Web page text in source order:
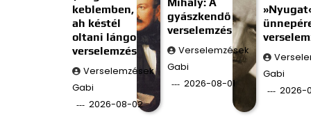
keblemben, s
ah késtél
oltani lángom;)
verselemzés
Verselemzések
Gabi
2026-08-02
gyászkendő
verselemzés
Verselemzések
Gabi
2026-08-01
Gabi
2026-